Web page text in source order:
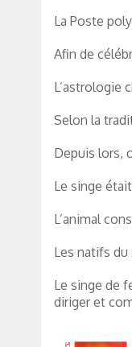
La Poste
Afin de
L’astrologie
Selon la
Depuis lors,
Le singe
L’animal
Les natifs
Le singe de
diriger et